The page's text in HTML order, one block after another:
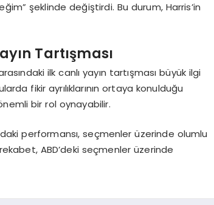
şeklinde değiştirdi. Bu durum, Harris’in
Tartışması
ilk canlı yayın tartışması büyük ilgi
fikir ayrılıklarının ortaya konulduğu
bir rol oynayabilir.
performansı, seçmenler üzerinde olumlu
ABD’deki seçmenler üzerinde